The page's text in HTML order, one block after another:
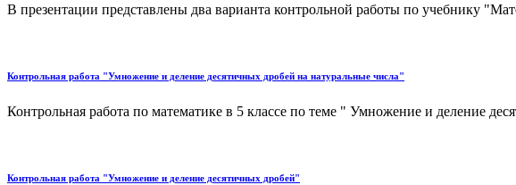
В презентации представлены два варианта контрольной работы по учебнику
Контрольная работа "Умножение и деление десятичных дробей на натуральные числа"
Контрольная работа по математике в 5 классе по теме " Умножение и деление
Контрольная работа "Умножение и деление десятичных дробей"